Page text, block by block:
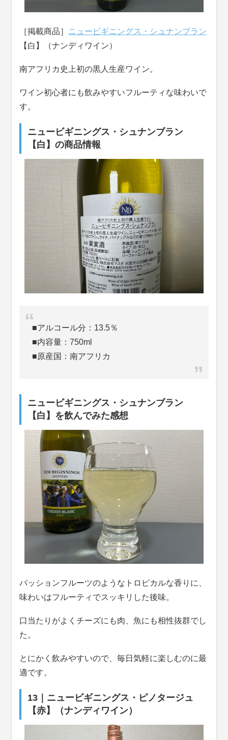
［掲載商品］ ニュービギニングス・シュナンブラン
【白】（ナンディワイン）
南アフリカ史上初の黒人生産ワイン。
ワイン初心者にも飲みやすいフルーティな味わいで
す。
ニュービギニングス・シュナンブラン
【白】の商品情報
■アルコール分：13.5％
■内容量：750ml
■原産国：南アフリカ
ニュービギニングス・シュナンブラン
【白】を飲んでみた感想
パッションフルーツのようなトロピカルな香りに、
味わいはフルーティでスッキリした後味。
口当たりがよくチーズにも肉、魚にも相性抜群でし
た。
とにかく飲みやすいので、毎日気軽に楽しむのに最
適です。
13｜ニュービギニングス・ピノタージュ
【赤】（ナンディワイン）